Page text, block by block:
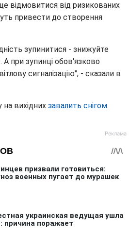
відмовитися від ризикованих
привести до створення
зупинитися - знижуйте
при зупинці обов'язково
сигналізацію", - сказали в
на вихідних завалить снігом.